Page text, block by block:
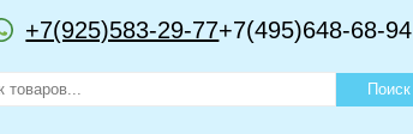
+7(925)583-29-77+7(495)648-68-94